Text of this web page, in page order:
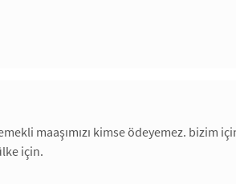
maaşımızı kimse ödeyemez. bizim
için.